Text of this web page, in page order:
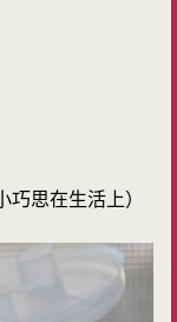
巧思在生活上）